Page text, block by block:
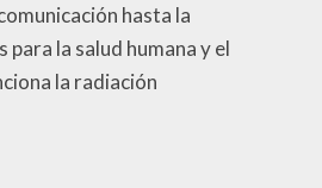
hasta la
la salud humana y el
la radiación